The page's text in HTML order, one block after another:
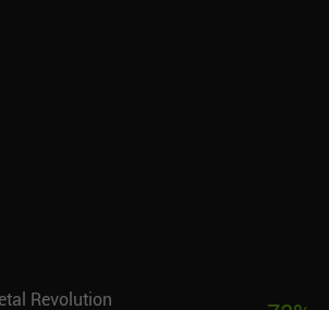
un enfoque específico, lo que nos obliga a
Revolution